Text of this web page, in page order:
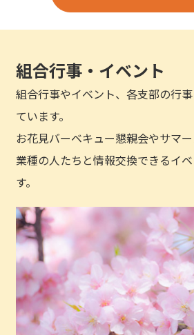
組合行事・イベント
組合行事やイベント、各支部の行
ています。
お花見バーベキュー懇親会やサマ
業種の人たちと情報交換できるイ
す。